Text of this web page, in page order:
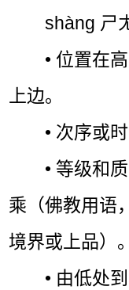
shàng ㄕ
• 位置在
上边。
• 次序或
• 等级和
乘（佛教用语
境界或上品）。
• 由低处